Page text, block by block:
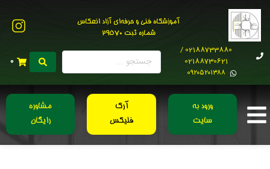
آموزشگاه فنی و حرفه‌ای آزاد انعکاس
شماره ثبت 29570
02188733880 /
02188730621
0۹۲۰۵۲۰۱۳۸۸
0
ورود به
سایت
آرک
فلیکس
مشاوره
رایگان